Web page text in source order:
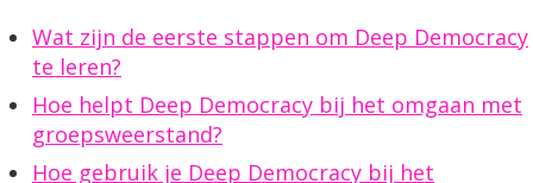
Wat zijn de eerste stappen om Deep Democracy
te leren?
Hoe helpt Deep Democracy bij het omgaan met
groepsweerstand?
Hoe gebruik je Deep Democracy bij het